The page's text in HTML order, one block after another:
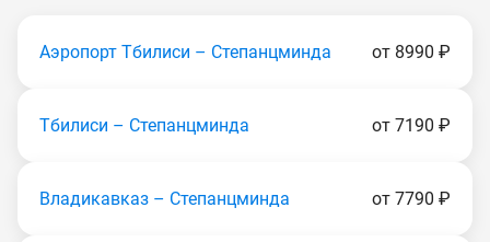
Аэропорт Тбилиси – Степанцминда от 8990 ₽
Тбилиси – Степанцминда от 7190 ₽
Владикавказ – Степанцминда от 7790 ₽